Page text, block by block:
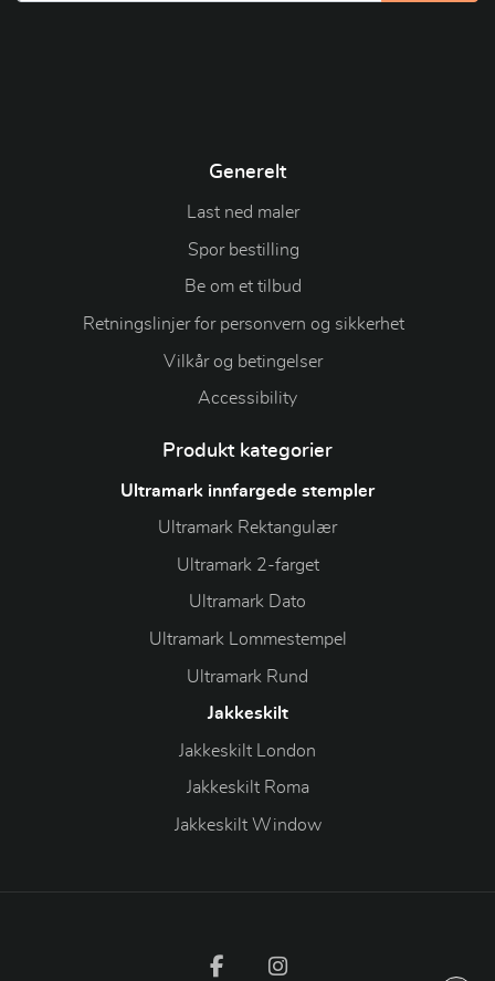
Generelt
Last ned maler
Spor bestilling
Be om et tilbud
Retningslinjer for personvern og sikkerhet
Vilkår og betingelser
Accessibility
Produkt kategorier
Ultramark innfargede stempler
Ultramark Rektangulær
Ultramark 2-farget
Ultramark Dato
Ultramark Lommestempel
Ultramark Rund
Jakkeskilt
Jakkeskilt London
Jakkeskilt Roma
Jakkeskilt Window